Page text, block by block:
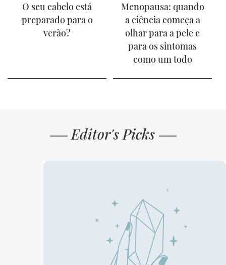
O seu cabelo está
preparado para o
verão?
Menopausa: quando
a ciência começa a
olhar para a pele e
para os sintomas
como um todo
Editor's Picks